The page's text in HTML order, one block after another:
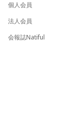
個人会員
法人会員
会報誌Natiful